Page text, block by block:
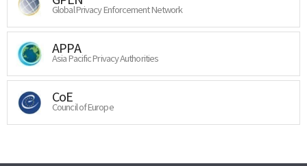
Global Privacy Enforcement Network
APPA
Asia Pacific Privacy Authorities
CoE
Council of Europe